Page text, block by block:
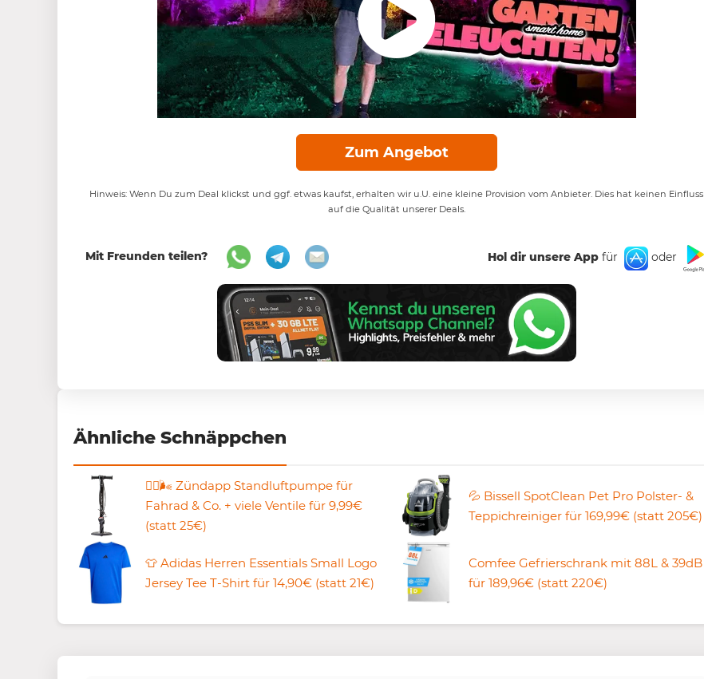
Zum Angebot
Hinweis: Wenn Du zum Deal klickst und ggf. etwas kaufst, erhalten wir u.U. eine kleine Provision vom Anbieter. Dies hat keinen Einfluss
auf die Qualität unserer Deals.
Mit Freunden teilen? Hol dir unsere App für oder
Ähnliche Schnäppchen
🚴‍♀️🌬️ Zündapp Standluftpumpe für
Fahrad & Co. + viele Ventile für 9,99€
(statt 25€)
💦 Bissell SpotClean Pet Pro Polster- &
Teppichreiniger für 169,99€ (statt 205€)
👕 Adidas Herren Essentials Small Logo
Jersey Tee T-Shirt für 14,90€ (statt 21€)
Comfee Gefrierschrank mit 88L & 39dB
für 189,96€ (statt 220€)